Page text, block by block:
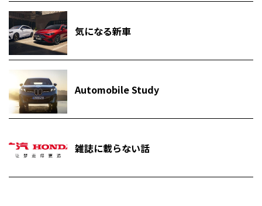
気になる新車
Automobile Study
雑誌に載らない話